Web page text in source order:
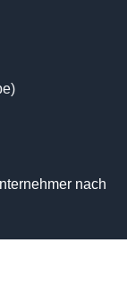
nach